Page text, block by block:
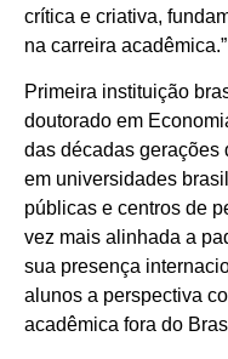
crítica e criativa,
na carreira acadêmica.”
Primeira instituição
doutorado em
das décadas gerações
em universidades
públicas e centros de
vez mais alinhada a
sua presença
alunos a perspectiva
acadêmica fora do